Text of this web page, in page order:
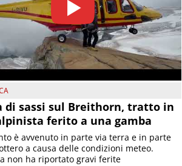
di sassi sul Breithorn, tratto in
ferito a una gamba
è avvenuto in parte via terra e in parte
a causa delle condizioni meteo.
non ha riportato gravi ferite